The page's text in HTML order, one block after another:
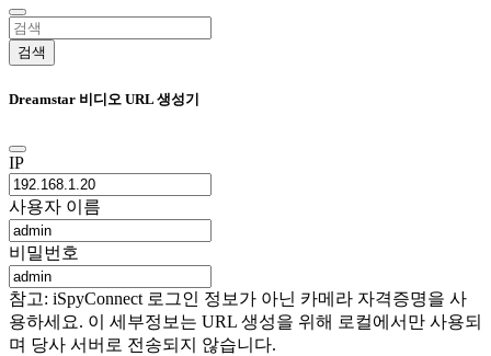
검색
Dreamstar 비디오 URL 생성기
IP
사용자 이름
비밀번호
참고: iSpyConnect 로그인 정보가 아닌 카메라 자격증명을 사
용하세요. 이 세부정보는 URL 생성을 위해 로컬에서만 사용되
며 당사 서버로 전송되지 않습니다.